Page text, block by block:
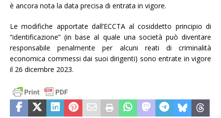
è ancora nota la data precisa di entrata in vigore.
Le modifiche apportate dall’ECCTA al cosiddetto principio di
“identificazione” (in base al quale una società può diventare
responsabile penalmente per alcuni reati di criminalità
economica commessi dai suoi dirigenti) sono entrate in vigore
il 26 dicembre 2023.